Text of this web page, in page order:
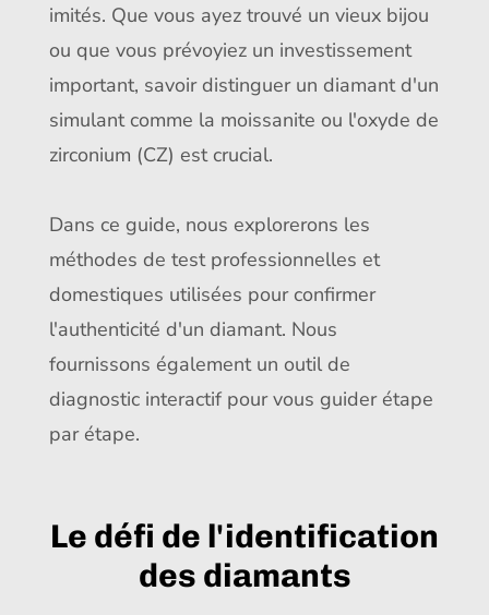
imités. Que vous ayez trouvé un vieux bijou
ou que vous prévoyiez un investissement
important, savoir distinguer un diamant d'un
simulant comme la moissanite ou l'oxyde de
zirconium (CZ) est crucial.
Dans ce guide, nous explorerons les
méthodes de test professionnelles et
domestiques utilisées pour confirmer
l'authenticité d'un diamant. Nous
fournissons également un outil de
diagnostic interactif pour vous guider étape
par étape.
Le défi de l'identification
des diamants